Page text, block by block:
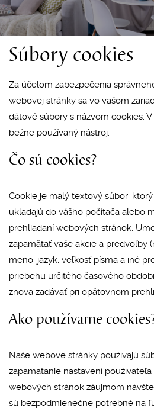
Súbory cookies
Za účelom zabezpečenia
webovej stránky sa vo vašom
dátové súbory s názvom cookies.
bežne používaný nástroj.
Čo sú cookies?
Cookie je malý textový súbor,
ukladajú do vášho počítača alebo
prehliadaní webových stránok.
zapamätať vaše akcie a predvoľby
meno, jazyk, veľkosť písma a iné
priebehu určitého časového
znova zadávať pri opätovnom
Ako používame
Naše webové stránky používajú
zapamätanie nastavení
webových stránok záujmom
sú bezpodmienečne potrebné na